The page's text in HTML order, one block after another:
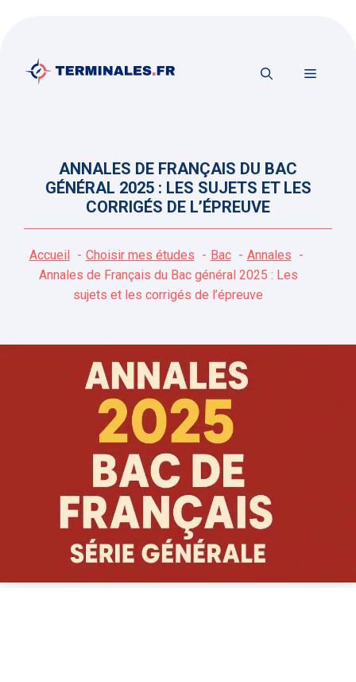
contenu
MENU
ANNALES DE FRANÇAIS DU BAC
GÉNÉRAL 2025 : LES SUJETS ET LES
CORRIGÉS DE L’ÉPREUVE
Accueil Choisir mes études Bac
Annales
Annales de Français du Bac général 2025 : Les
sujets et les corrigés de l’épreuve